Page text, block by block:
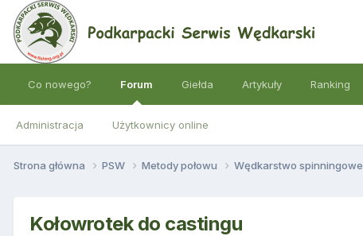
Co nowego? Forum
Administracja Użytkownicy online
Giełda Artykuły Ranking
Strona główna PSW Metody połowu Wędkarstwo spinningowe
Kołowrotek do castingu